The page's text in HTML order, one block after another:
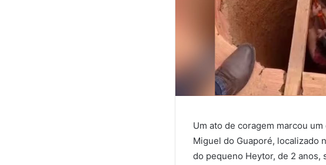
Um ato de coragem marcou
Miguel do Guaporé, localizado
do pequeno Heytor, de 2 anos,